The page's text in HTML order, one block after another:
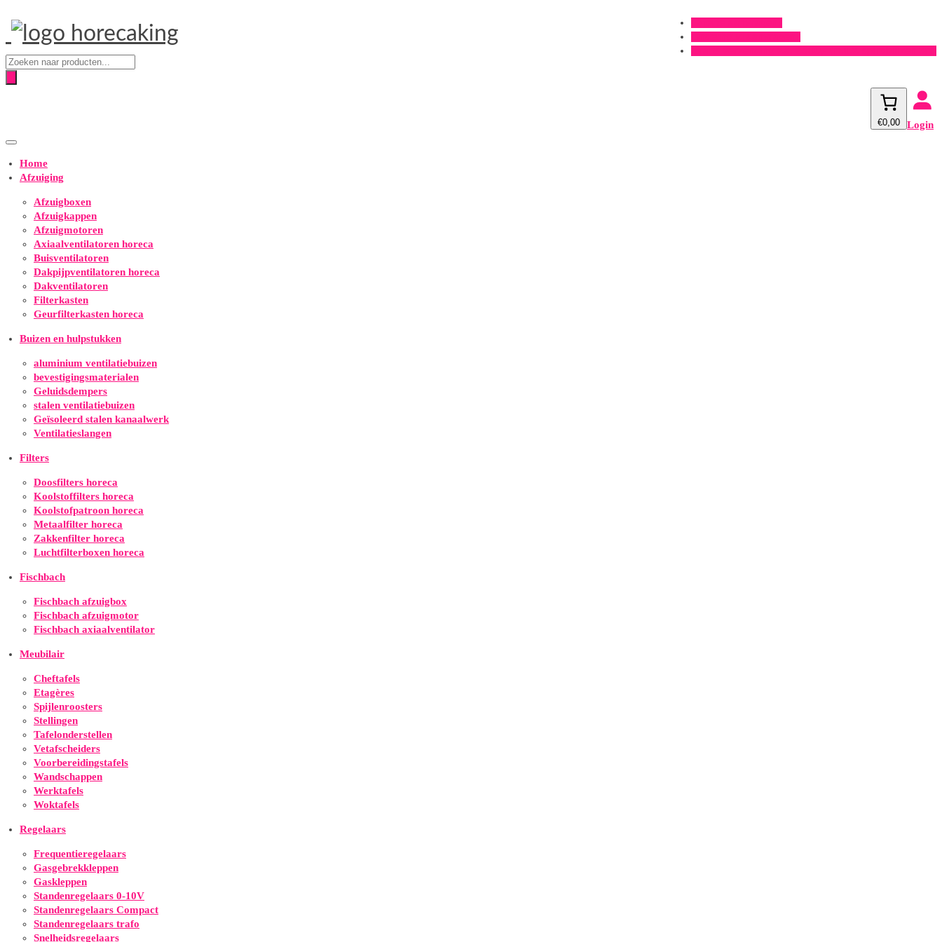
Producten
zoeken
€0,00 Login
Home
Afzuiging
Afzuigboxen
Afzuigkappen
Afzuigmotoren
Axiaalventilatoren horeca
Buisventilatoren
Dakpijpventilatoren horeca
Dakventilatoren
Filterkasten
Geurfilterkasten horeca
Buizen en hulpstukken
aluminium ventilatiebuizen
bevestigingsmaterialen
Geluidsdempers
stalen ventilatiebuizen
Geïsoleerd stalen kanaalwerk
Ventilatieslangen
Filters
Doosfilters horeca
Koolstoffilters horeca
Koolstofpatroon horeca
Metaalfilter horeca
Zakkenfilter horeca
Luchtfilterboxen horeca
Fischbach
Fischbach afzuigbox
Fischbach afzuigmotor
Fischbach axiaalventilator
Meubilair
Cheftafels
Etagères
Spijlenroosters
Stellingen
Tafelonderstellen
Vetafscheiders
Voorbereidingstafels
Wandschappen
Werktafels
Woktafels
Regelaars
Frequentieregelaars
Gasgebrekkleppen
Gaskleppen
Standenregelaars 0-10V
Standenregelaars Compact
Standenregelaars trafo
Snelheidsregelaars